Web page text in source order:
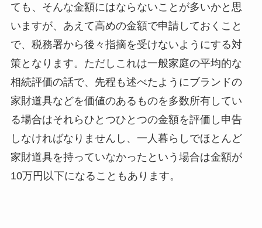
ても、そんな金額にはならないことが多いかと思
いますが、あえて高めの金額で申請しておくこと
で、税務署から後々指摘を受けないようにする対
策となります。ただしこれは一般家庭の平均的な
相続評価の話で、先程も述べたようにブランドの
家財道具などを価値のあるものを多数所有してい
る場合はそれらひとつひとつの金額を評価し申告
しなければなりませんし、一人暮らしでほとんど
家財道具を持っていなかったという場合は金額が
10万円以下になることもあります。